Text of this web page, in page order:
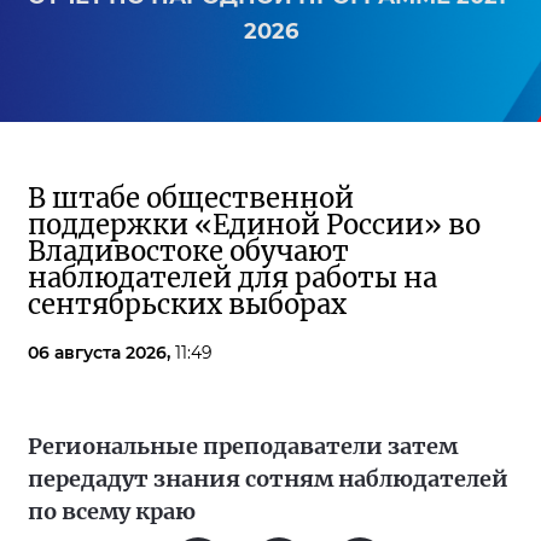
2026
В штабе общественной
поддержки «Единой России» во
Владивостоке обучают
наблюдателей для работы на
сентябрьских выборах
06 августа 2026, 11:49
Региональные преподаватели затем
передадут знания сотням наблюдателей
по всему краю